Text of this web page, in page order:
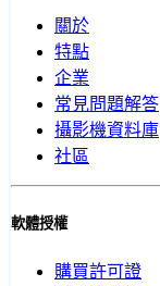
關於
特點
企業
常見問題解答
攝影機資料庫
社區
軟體授權
購買許可證